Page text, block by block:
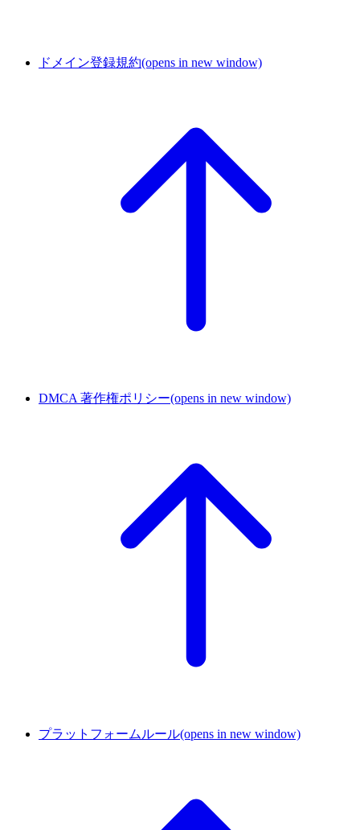
ドメイン登録規約(opens in new window)
DMCA 著作権ポリシー(opens in new window)
プラットフォームルール(opens in new window)